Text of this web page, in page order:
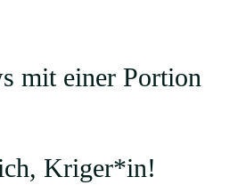
mit einer Portion
Kriger*in!